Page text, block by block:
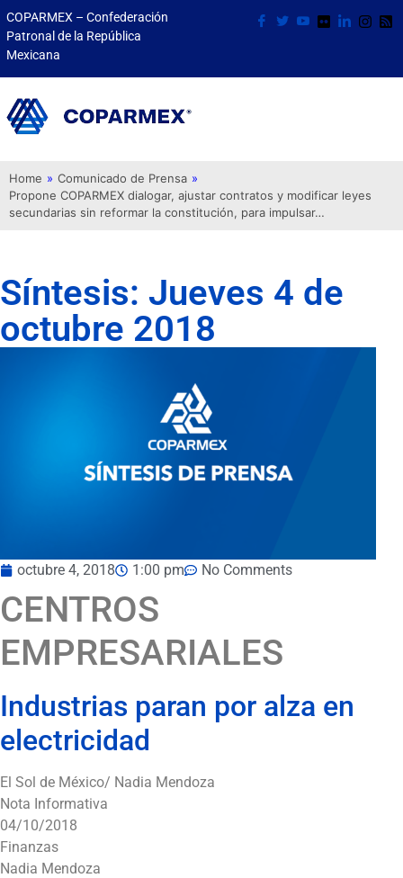
COPARMEX – Confederación
Patronal de la República
Mexicana
Home » Comunicado de Prensa »
Propone COPARMEX dialogar, ajustar contratos y modificar leyes
secundarias sin reformar la constitución, para impulsar…
Síntesis: Jueves 4 de
octubre 2018
octubre 4, 2018 1:00 pm No Comments
CENTROS
EMPRESARIALES
Industrias paran por alza en
electricidad
El Sol de México/ Nadia Mendoza
Nota Informativa
04/10/2018
Finanzas
Nadia Mendoza